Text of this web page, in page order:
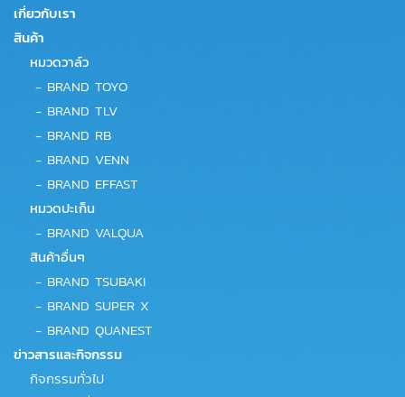
เกี่ยวกับเรา
สินค้า
หมวดวาล์ว
- BRAND TOYO
- BRAND TLV
- BRAND RB
- BRAND VENN
- BRAND EFFAST
หมวดปะเก็น
- BRAND VALQUA
สินค้าอื่นๆ
- BRAND TSUBAKI
- BRAND SUPER X
- BRAND QUANEST
ข่าวสารและกิจกรรม
กิจกรรมทั่วไป